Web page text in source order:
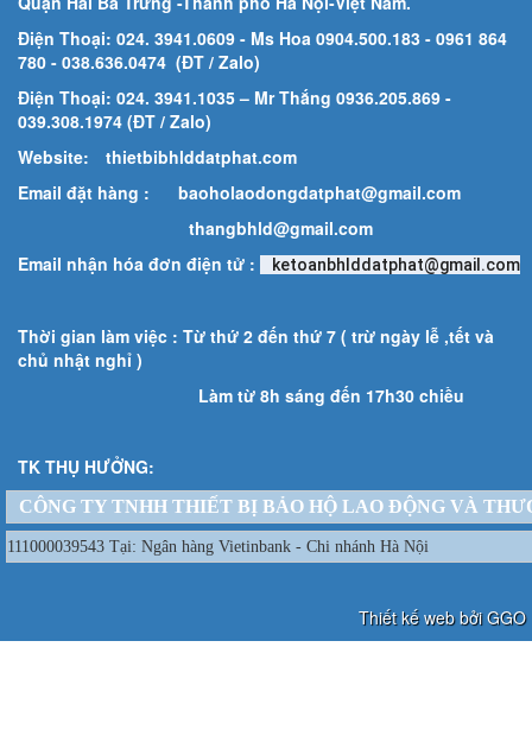
Điện Thoại: 024. 3941.0609 - Ms Hoa 0904.500.183 - 0961 864
780 - 038.636.0474 (ĐT / Zalo)
Điện Thoại: 024. 3941.1035 – Mr Thắng 0936.205.869 -
039.308.1974 (ĐT / Zalo)
Website:
thietbibhlddatphat.com
Email đặt hàng : baoholaodongdatphat@gmail.com
thangbhld@gmail.com
Email nhận hóa đơn điện tử :
ketoanbhlddatphat@gmail.com
Thời gian làm việc : Từ thứ 2 đến thứ 7 ( trừ ngày lễ ,tết và
chủ nhật nghỉ )
Làm từ 8h sáng đến 17h30 chiều
TK THỤ HƯỞNG:
CÔNG TY TNHH THIẾT BỊ BẢO HỘ LAO ĐỘNG VÀ
111000039543 Tại: Ngân hàng Vietinbank - Chi nhánh Hà Nội
Thiết kế web bởi GGO